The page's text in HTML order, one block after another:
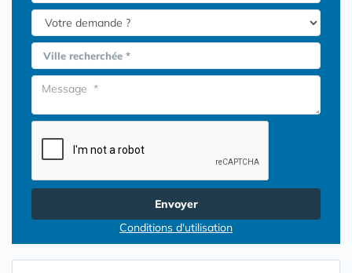
Ville recherchée *
Envoyer
Conditions d'utilisation